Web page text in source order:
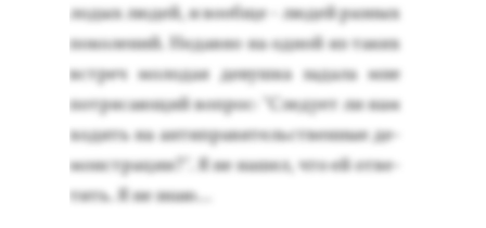
лодых лю­дей, и во­об­ще - лю­дей раз­ных
по­коле­ний. Не­дав­но на од­ной из та­ких
встреч мо­лодая де­вуш­ка за­дала мне
пот­ря­са­ющий воп­рос: "Сле­ду­ет ли нам
хо­дить на ан­типра­витель­ствен­ные де­
монс­тра­ции?". Я не на­шел, что ей от­ве­
тить. Я не знаю...